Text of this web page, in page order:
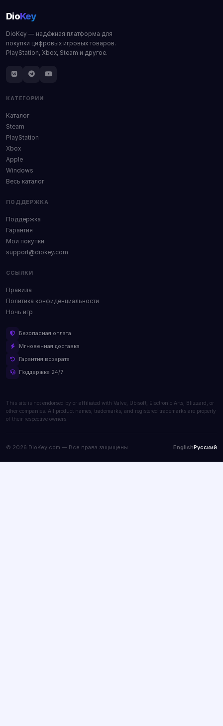
DioKey
DioKey — надёжная платформа для
покупки цифровых игровых товаров.
PlayStation, Xbox, Steam и другое.
КАТЕГОРИИ
Каталог
Steam
PlayStation
Xbox
Apple
Windows
Весь каталог
ПОДДЕРЖКА
Поддержка
Гарантия
Мои покупки
support@diokey.com
ССЫЛКИ
Правила
Политика конфиденциальности
Ночь игр
Безопасная оплата
Мгновенная доставка
Гарантия возврата
Поддержка 24/7
This site is not endorsed by or affiliated with Valve, Ubisoft, Electronic Arts, Blizzard, or
other companies. All product names, trademarks, and registered trademarks are property
of their respective owners.
© 2026 DioKey.com — Все права защищены. EnglishРусский